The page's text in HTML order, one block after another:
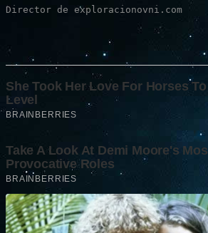
Director de exploracionovni.com